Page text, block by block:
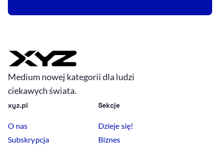
Medium nowej kategorii dla ludzi
ciekawych świata.
xyz.pl
O nas
Subskrypcja
Sekcje
Dzieje się!
Biznes